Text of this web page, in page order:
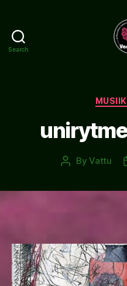
Search
PostByVattu